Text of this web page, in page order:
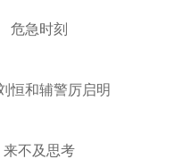
危急时刻
恒和辅警厉启明
来不及思考